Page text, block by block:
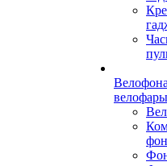
велофары